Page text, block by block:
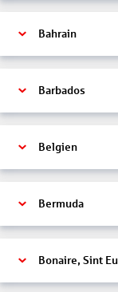
Bahrain
Barbados
Belgien
Bermuda